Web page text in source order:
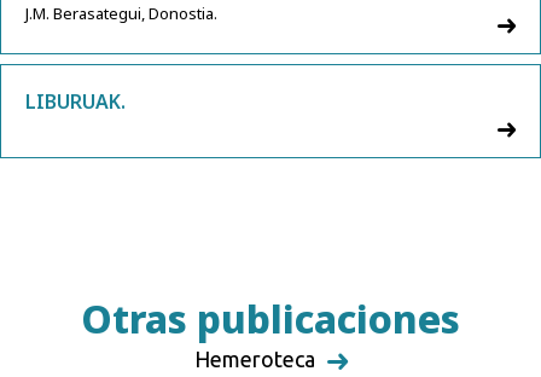
J.M. Berasategui, Donostia.
LIBURUAK.
Otras publicaciones
Hemeroteca